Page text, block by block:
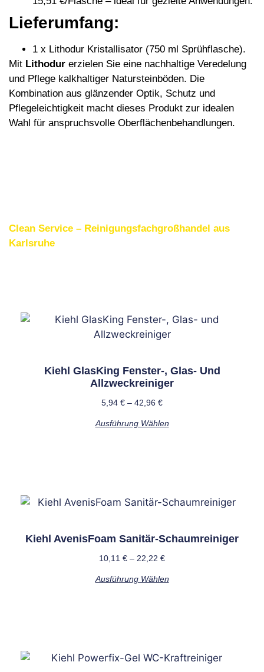
Lieferumfang:
1 x Lithodur Kristallisator (750 ml Sprühflasche).
Mit Lithodur erzielen Sie eine nachhaltige Veredelung
und Pflege kalkhaltiger Natursteinböden. Die
Kombination aus glänzender Optik, Schutz und
Pflegeleichtigkeit macht dieses Produkt zur idealen
Wahl für anspruchsvolle Oberflächenbehandlungen.
Clean Service – Reinigungsfachgroßhandel aus
Karlsruhe
Kiehl GlasKing Fenster-, Glas- Und
Allzweckreiniger
5,94 € – 42,96 €
Ausführung Wählen
Kiehl AvenisFoam Sanitär-Schaumreiniger
10,11 € – 22,22 €
Ausführung Wählen